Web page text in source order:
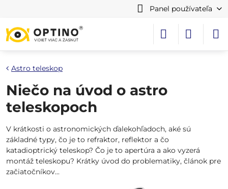
Panel používateľa
Astro teleskop
Niečo na úvod o astro
teleskopoch
V krátkosti o astronomických ďalekohľadoch, aké sú
základné typy, čo je to refraktor, reflektor a čo
katadioptrický teleskop? Čo je to apertúra a ako vyzerá
montáž teleskopu? Krátky úvod do problematiky, článok pre
začiatočníkov...